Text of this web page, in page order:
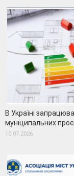
В Україні
муніципальних
10.07.2026